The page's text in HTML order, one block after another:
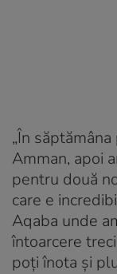
„În
Amman, apoi
pentru două
care e
Aqaba unde
întoarcere
poți înota și